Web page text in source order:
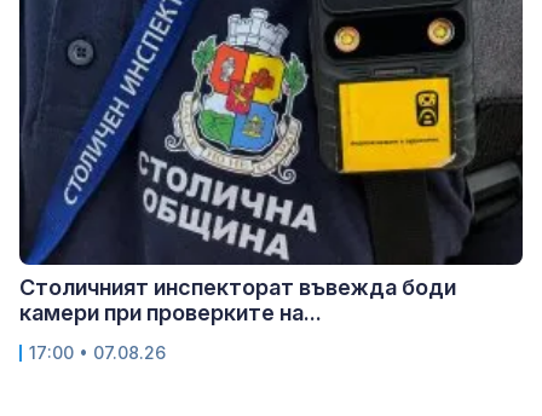
Столичният инспекторат въвежда боди
камери при проверките на...
17:00 • 07.08.26